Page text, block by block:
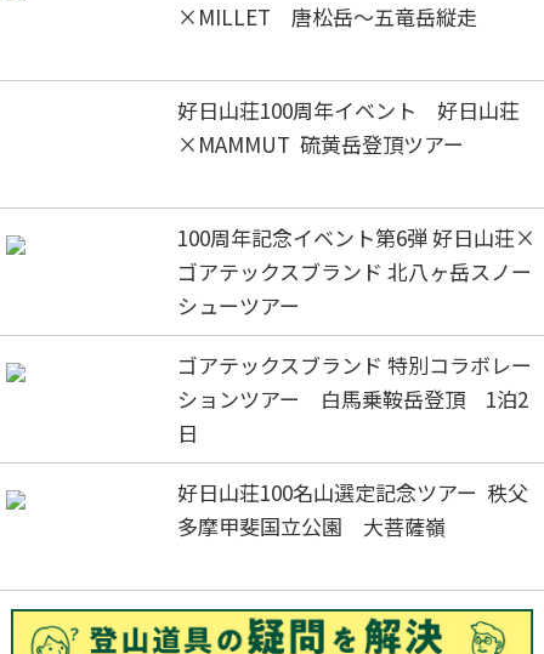
×MILLET 唐松岳～五竜岳縦走
好日山荘100周年イベント 好日山荘
×MAMMUT 硫黄岳登頂ツアー
100周年記念イベント第6弾 好日山荘×
ゴアテックスブランド 北八ヶ岳スノー
シューツアー
ゴアテックスブランド 特別コラボレー
ションツアー 白馬乗鞍岳登頂 1泊2
日
好日山荘100名山選定記念ツアー 秩父
多摩甲斐国立公園 大菩薩嶺